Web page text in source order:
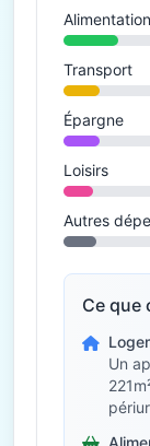
Alimentation
Transport
Épargne
Loisirs
Autres
Ce que
Un